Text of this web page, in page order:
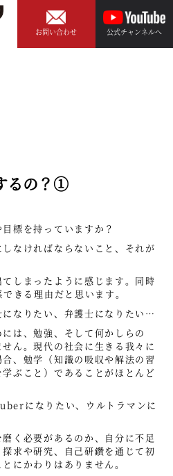
お問い合わせ 公式チャンネルへ
るの？①
標を持っていますか？
なければならないこと、それが
しまったように感じます。同時
きる理由だと思います。
なりたい、弁護士になりたい…
は、勉強、そして何かしらの
ん。現代の社会に生きる我々に
、勉学（知識の吸収や解法の習
ぶこと）であることがほとんど
になりたい、ウルトラマンに
く必要があるのか、自分に不足
求や研究、自己研鑽を通じて初
にかわりはありません。